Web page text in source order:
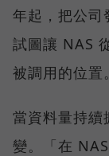
年起，把公司
試圖讓 NAS
被調用的位置。
當資料量持續
變。「在